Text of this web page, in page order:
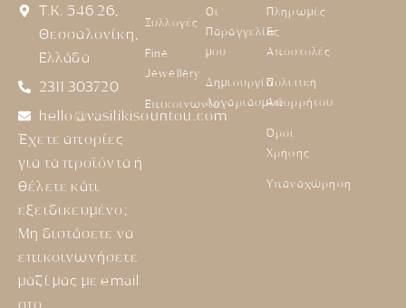
Τ.Κ. 546 26,
Θεσσαλονίκη,
Ελλάδα
2311 303720
hello@vasilikisountou.com
Έχετε απορίες
για τα προϊόντα ή
θέλετε κάτι
εξειδικευμένο;
Μη διστάσετε να
επικοινωνήσετε
μαζί μας με email
Συλλογές
Fine
Jewellery
Επικοινωνία
Οι
Παραγγελίες
μου
Δημιουργία
Λογαριασμού
Πληρωμές
&
Αποστολές
Πολιτική
Απορρήτου
Όροι
Χρήσης
Υπαναχώρηση